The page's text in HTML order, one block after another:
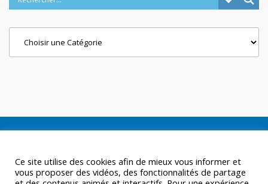
Ce site utilise des cookies afin de mieux vous informer et
vous proposer des vidéos, des fonctionnalités de partage